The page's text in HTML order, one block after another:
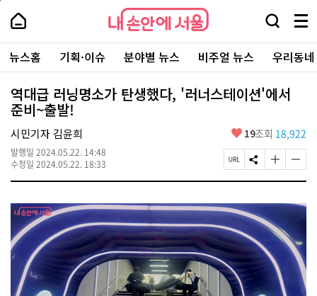
본
로
가
내
손
안
에
서
울
-
서
울
시
대
표
소
통
포
내
손
에
울
검
창
열
기
메
뉴
전
체
보
주
요
서
뉴스홈 기획·이슈 분야별 뉴스 비주얼 뉴스 우리동
역대급 러닝명소가 탄생했다, '러너스테이션'에서
준비~출발!
시민기자 김윤희
발행일 2024.05.22. 14:48
수정일 2024.05.22. 18:33
좋
요
19조회 18,922
페
이
U
R
L
복
사
S
N
공
유
하
기
글
자
기
크
게
변
경
하
기
글
자
기
작
변
경
하
기
페
상
단
로